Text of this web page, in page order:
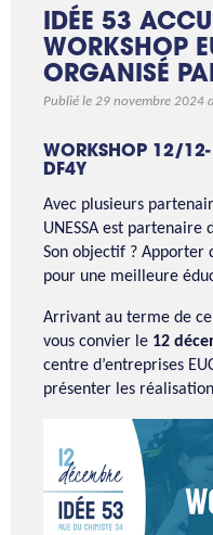
IDÉE 53
WORKSHOP
ORGANISÉ
Publié le 29 novembre 2024
WORKSHOP 12/12-
DF4Y
Avec plusieurs
UNESSA est partenaire
Son objectif ? Apporter
pour une meilleure
Arrivant au terme de
vous convier le 12
centre d’entreprises
présenter les